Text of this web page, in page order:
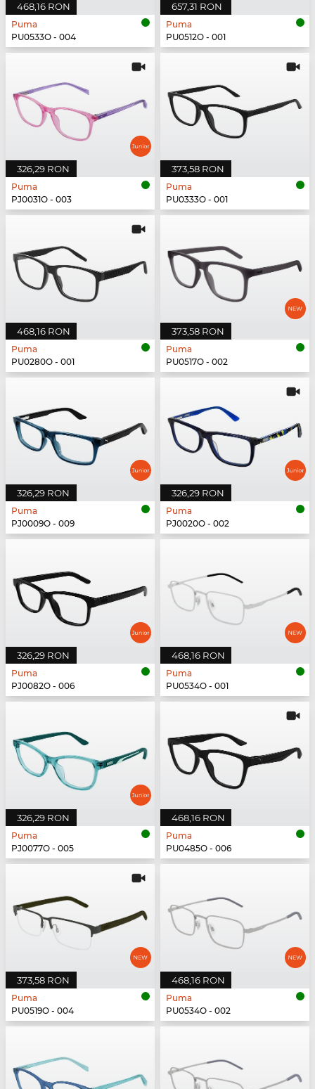
468,16 RON
Puma
PU0533O - 004
657,31 RON
Puma
PU0512O - 001
326,29 RON
Puma
PJ0031O - 003
373,58 RON
Puma
PU0333O - 001
468,16 RON
Puma
PU0280O - 001
373,58 RON
Puma
PU0517O - 002
326,29 RON
Puma
PJ0009O - 009
326,29 RON
Puma
PJ0020O - 002
326,29 RON
Puma
PJ0082O - 006
468,16 RON
Puma
PU0534O - 001
326,29 RON
Puma
PJ0077O - 005
468,16 RON
Puma
PU0485O - 006
373,58 RON
Puma
PU0519O - 004
468,16 RON
Puma
PU0534O - 002